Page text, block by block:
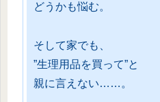
どうかも悩む。
そして家でも、
”生理用品を買って”と
親に言えない……。